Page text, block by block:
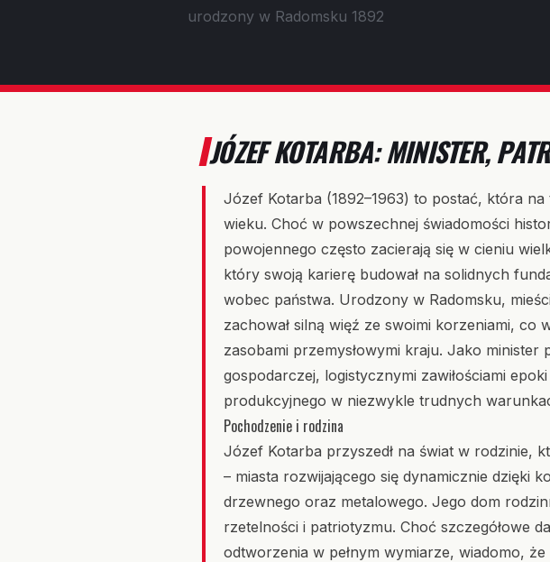
urodzony w Radomsku 1892
JÓZEF KOTARBA: MINISTER,
Józef Kotarba (1892–1963) to postać, która na
wieku. Choć w powszechnej świadomości
powojennego często zacierają się w cieniu
który swoją karierę budował na solidnych
wobec państwa. Urodzony w Radomsku,
zachował silną więź ze swoimi korzeniami, co
zasobami przemysłowymi kraju. Jako minister
gospodarczej, logistycznymi zawiłościami
produkcyjnego w niezwykle trudnych
Pochodzenie i rodzina
Józef Kotarba przyszedł na świat w rodzinie,
– miasta rozwijającego się dynamicznie dzięki
drzewnego oraz metalowego. Jego dom
rzetelności i patriotyzmu. Choć szczegółowe
odtworzenia w pełnym wymiarze, wiadomo,